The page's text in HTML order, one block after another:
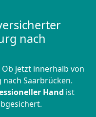
nach
jetzt innerhalb von
Saarbrücken.
Hand ist